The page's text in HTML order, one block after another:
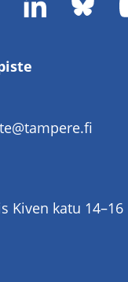
Kiven katu 14–16